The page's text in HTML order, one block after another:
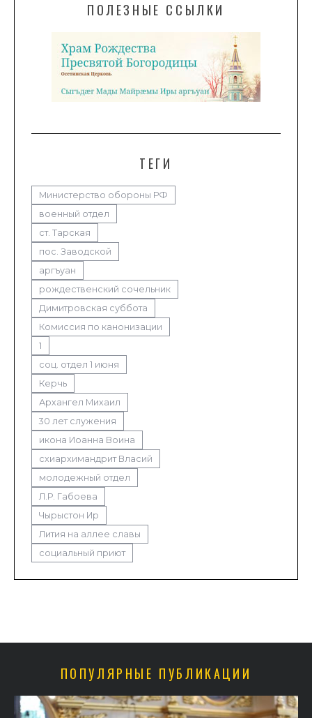
ПОЛЕЗНЫЕ ССЫЛКИ
ТЕГИ
Министерство обороны РФ
военный отдел
ст. Тарская
пос. Заводской
аргъуан
рождественский сочельник
Димитровская суббота
Комиссия по канонизации
1
соц. отдел 1 июня
Керчь
Архангел Михаил
30 лет служения
икона Иоанна Воина
схиархимандрит Власий
молодежный отдел
Л.Р. Габоева
Чырыстон Ир
Лития на аллее славы
социальный приют
ПОПУЛЯРНЫЕ ПУБЛИКАЦИИ